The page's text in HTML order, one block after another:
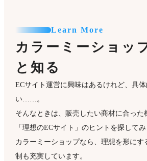
Learn More
カラーミーショッ
と知る
ECサイト運営に興味はあるけれど、具
い……。
そんなときは、販売したい商材に合った
「理想のECサイト」のヒントを探してみ
カラーミーショップなら、理想を形にす
制も充実しています。